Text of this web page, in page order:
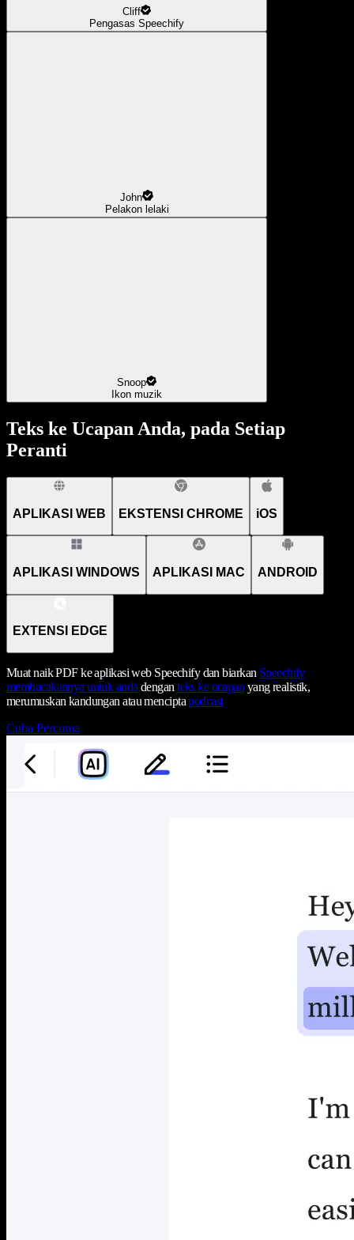
Cliff
Pengasas Speechify
John
Pelakon lelaki
Snoop
Ikon muzik
Teks ke Ucapan Anda, pada Setiap
Peranti
APLIKASI WEB EKSTENSI CHROME iOS
APLIKASI WINDOWS APLIKASI MAC ANDROID
EXTENSI EDGE
Muat naik PDF ke aplikasi web Speechify dan biarkan Speechify
membacakannya untuk anda denganteks ke ucapan yang realistik,
merumuskan kandungan atau menciptapodcast
Cuba Percuma